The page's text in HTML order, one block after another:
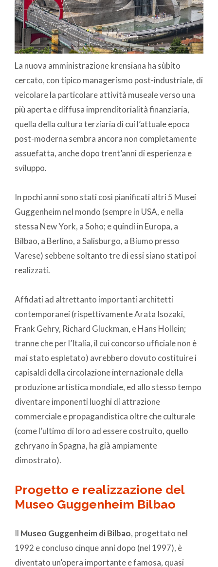
La nuova amministrazione krensiana ha sùbito
cercato, con tipico managerismo post-industriale, di
veicolare la particolare attività museale verso una
più aperta e diffusa imprenditorialità finanziaria,
quella della cultura terziaria di cui l’attuale epoca
post-moderna sembra ancora non completamente
assuefatta, anche dopo trent’anni di esperienza e
sviluppo.
In pochi anni sono stati così pianificati altri 5 Musei
Guggenheim nel mondo (sempre in USA, e nella
stessa New York, a Soho; e quindi in Europa, a
Bilbao, a Berlino, a Salisburgo, a Biumo presso
Varese) sebbene soltanto tre di essi siano stati poi
realizzati.
Affidati ad altrettanto importanti architetti
contemporanei (rispettivamente Arata Isozaki,
Frank Gehry, Richard Gluckman, e Hans Hollein;
tranne che per l’Italia, il cui concorso ufficiale non è
mai stato espletato) avrebbero dovuto costituire i
capisaldi della circolazione internazionale della
produzione artistica mondiale, ed allo stesso tempo
diventare imponenti luoghi di attrazione
commerciale e propagandistica oltre che culturale
(come l’ultimo di loro ad essere costruito, quello
gehryano in Spagna, ha già ampiamente
dimostrato).
Progetto e realizzazione del
Museo Guggenheim Bilbao
Il Museo Guggenheim di Bilbao, progettato nel
1992 e concluso cinque anni dopo (nel 1997), è
diventato un’opera importante e famosa, quasi